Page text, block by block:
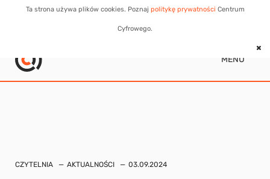
Ta strona używa plików cookies. Poznaj politykę prywatności Centrum
Cyfrowego.
MENU
CZYTELNIA AKTUALNOŚCI 03.09.2024